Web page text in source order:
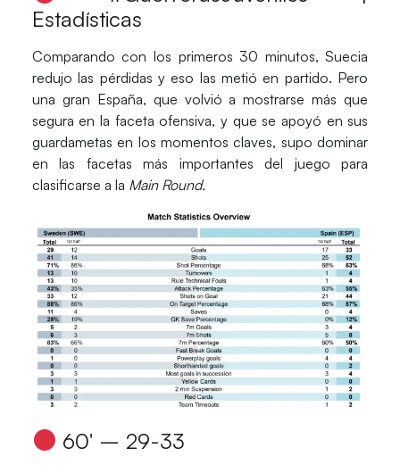
Estadísticas
Comparando con los primeros 30 minutos,Suecia
redujo las pérdidas y eso las metió en partido. Pero
una gran España, que volvió a mostrarse más que
segura en la faceta ofensiva, y que se apoyó en sus
guardametas en los momentos claves, supo dominar
en las facetas más importantes del juego para
clasificarse a la Main Round.
60′ – 29-33